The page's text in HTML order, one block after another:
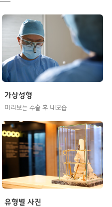
가상성형
미리보는 수술 후 내모습
유형별 사진